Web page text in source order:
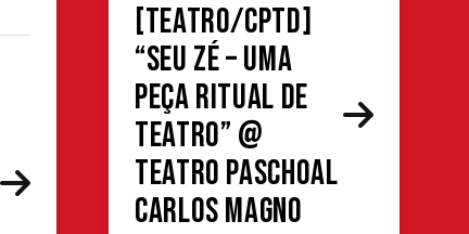
[TEATRO/CPTD]
“Seu Zé – Uma
peça ritual de
teatro” @
Teatro Paschoal
Carlos Magno